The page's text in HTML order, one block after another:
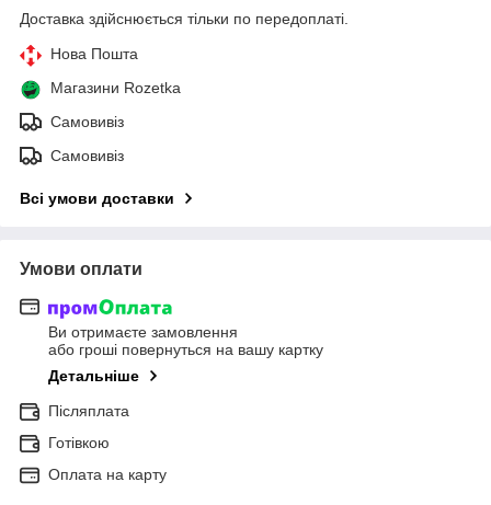
Доставка здійснюється тільки по передоплаті.
Нова Пошта
Магазини Rozetka
Самовивіз
Самовивіз
Всі умови доставки
Умови оплати
Ви отримаєте замовлення
або гроші повернуться на вашу картку
Детальніше
Післяплата
Готівкою
Оплата на карту